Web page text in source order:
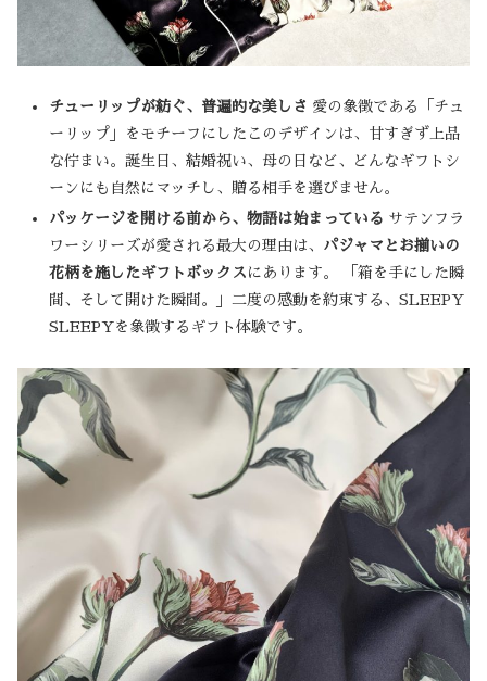
チューリップが紡ぐ、普遍的な美しさ 愛の象徴である「チュ
ーリップ」をモチーフにしたこのデザインは、甘すぎず上品
な佇まい。誕生日、結婚祝い、母の日など、どんなギフトシ
ーンにも自然にマッチし、贈る相手を選びません。
パッケージを開ける前から、物語は始まっている サテンフラ
ワーシリーズが愛される最大の理由は、 パジャマとお揃いの
花柄を施したギフトボックス にあります。 「箱を手にした瞬
間、そして開けた瞬間。」二度の感動を約束する、SLEEPY
SLEEPYを象徴するギフト体験です。